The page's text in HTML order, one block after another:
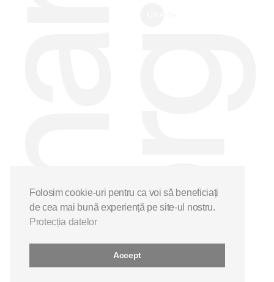
Folosim cookie-uri pentru ca voi să beneficiați
de cea mai bună experiență pe site-ul nostru.
Protecția datelor
Accept